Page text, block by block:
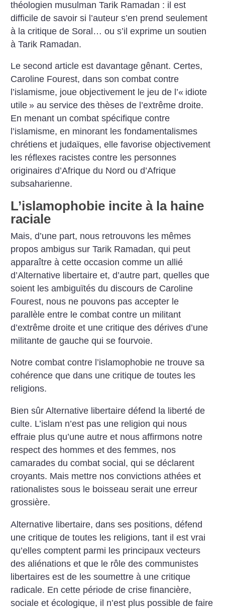
théologien musulman Tarik Ramadan : il est
difficile de savoir si l’auteur s’en prend seulement
à la critique de Soral… ou s’il exprime un soutien
à Tarik Ramadan.
Le second article est davantage gênant. Certes,
Caroline Fourest, dans son combat contre
l’islamisme, joue objectivement le jeu de l’« idiote
utile » au service des thèses de l’extrême droite.
En menant un combat spécifique contre
l’islamisme, en minorant les fondamentalismes
chrétiens et judaïques, elle favorise objectivement
les réflexes racistes contre les personnes
originaires d’Afrique du Nord ou d’Afrique
subsaharienne.
L’islamophobie incite à la haine
raciale
Mais, d’une part, nous retrouvons les mêmes
propos ambigus sur Tarik Ramadan, qui peut
apparaître à cette occasion comme un allié
d’Alternative libertaire et, d’autre part, quelles que
soient les ambiguïtés du discours de Caroline
Fourest, nous ne pouvons pas accepter le
parallèle entre le combat contre un militant
d’extrême droite et une critique des dérives d’une
militante de gauche qui se fourvoie.
Notre combat contre l’islamophobie ne trouve sa
cohérence que dans une critique de toutes les
religions.
Bien sûr Alternative libertaire défend la liberté de
culte. L’islam n’est pas une religion qui nous
effraie plus qu’une autre et nous affirmons notre
respect des hommes et des femmes, nos
camarades du combat social, qui se déclarent
croyants. Mais mettre nos convictions athées et
rationalistes sous le boisseau serait une erreur
grossière.
Alternative libertaire, dans ses positions, défend
une critique de toutes les religions, tant il est vrai
qu’elles comptent parmi les principaux vecteurs
des aliénations et que le rôle des communistes
libertaires est de les soumettre à une critique
radicale. En cette période de crise financière,
sociale et écologique, il n’est plus possible de faire